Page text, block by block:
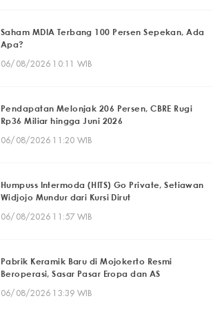
Saham MDIA Terbang 100 Persen Sepekan, Ada
Apa?
06/08/2026 10:11 WIB
Pendapatan Melonjak 206 Persen, CBRE Rugi
Rp36 Miliar hingga Juni 2026
06/08/2026 11:20 WIB
Humpuss Intermoda (HITS) Go Private, Setiawan
Widjojo Mundur dari Kursi Dirut
06/08/2026 11:57 WIB
Pabrik Keramik Baru di Mojokerto Resmi
Beroperasi, Sasar Pasar Eropa dan AS
06/08/2026 13:39 WIB